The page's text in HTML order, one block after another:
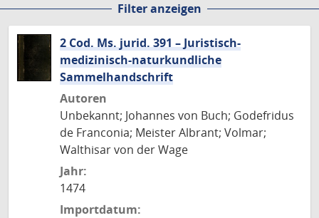
Filter anzeigen
2 Cod. Ms. jurid. 391 – Juristisch-
medizinisch-naturkundliche
Sammelhandschrift
Autoren
Unbekannt; Johannes von Buch; Godefridus
de Franconia; Meister Albrant; Volmar;
Walthisar von der Wage
Jahr:
1474
Importdatum: